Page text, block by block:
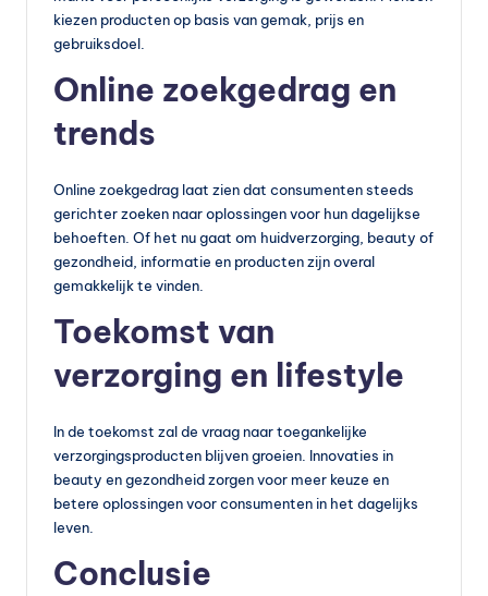
kiezen producten op basis van gemak, prijs en
gebruiksdoel.
Online zoekgedrag en
trends
Online zoekgedrag laat zien dat consumenten steeds
gerichter zoeken naar oplossingen voor hun dagelijkse
behoeften. Of het nu gaat om huidverzorging, beauty of
gezondheid, informatie en producten zijn overal
gemakkelijk te vinden.
Toekomst van
verzorging en lifestyle
In de toekomst zal de vraag naar toegankelijke
verzorgingsproducten blijven groeien. Innovaties in
beauty en gezondheid zorgen voor meer keuze en
betere oplossingen voor consumenten in het dagelijks
leven.
Conclusie